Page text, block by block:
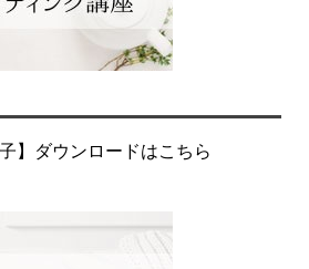
子】ダウンロードはこちら